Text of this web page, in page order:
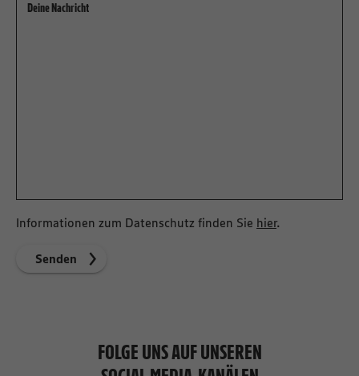
Informationen zum Datenschutz finden Sie hier.
Senden
FOLGE UNS AUF UNSEREN